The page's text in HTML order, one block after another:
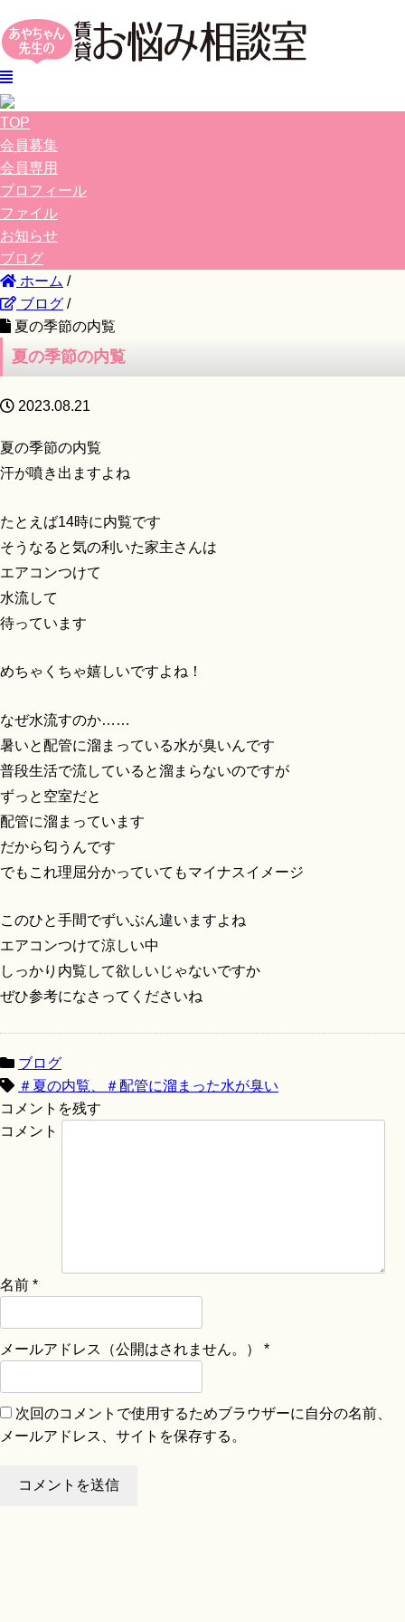
TOP
会員募集
会員専用
プロフィール
ファイル
お知らせ
ブログ
ホーム /
ブログ /
夏の季節の内覧
夏の季節の内覧
2023.08.21
夏の季節の内覧
汗が噴き出ますよね
たとえば14時に内覧です
そうなると気の利いた家主さんは
エアコンつけて
水流して
待っています
めちゃくちゃ嬉しいですよね！
なぜ水流すのか……
暑いと配管に溜まっている水が臭いんです
普段生活で流していると溜まらないのですが
ずっと空室だと
配管に溜まっています
だから匂うんです
でもこれ理屈分かっていてもマイナスイメージ
このひと手間でずいぶん違いますよね
エアコンつけて涼しい中
しっかり内覧して欲しいじゃないですか
ぜひ参考になさってくださいね
ブログ
＃夏の内覧、＃配管に溜まった水が臭い
コメントを残す
コメント
名前 *
メールアドレス（公開はされません。） *
次回のコメントで使用するためブラウザーに自分の名前、
メールアドレス、サイトを保存する。